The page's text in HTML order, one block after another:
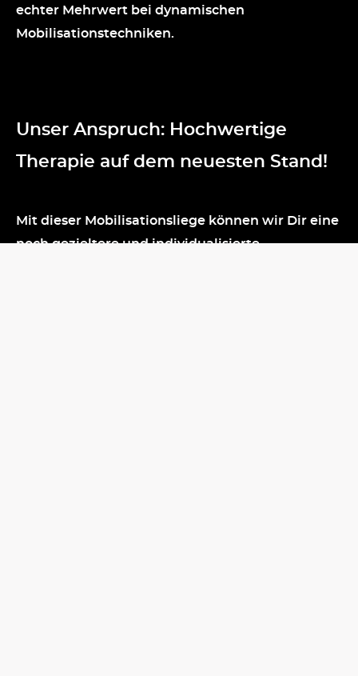
echter Mehrwert bei dynamischen
Mobilisationstechniken.
Unser Anspruch: Hochwertige
Therapie auf dem neuesten Stand!
Mit dieser Mobilisationsliege können wir Dir eine
noch gezieltere und individualisierte